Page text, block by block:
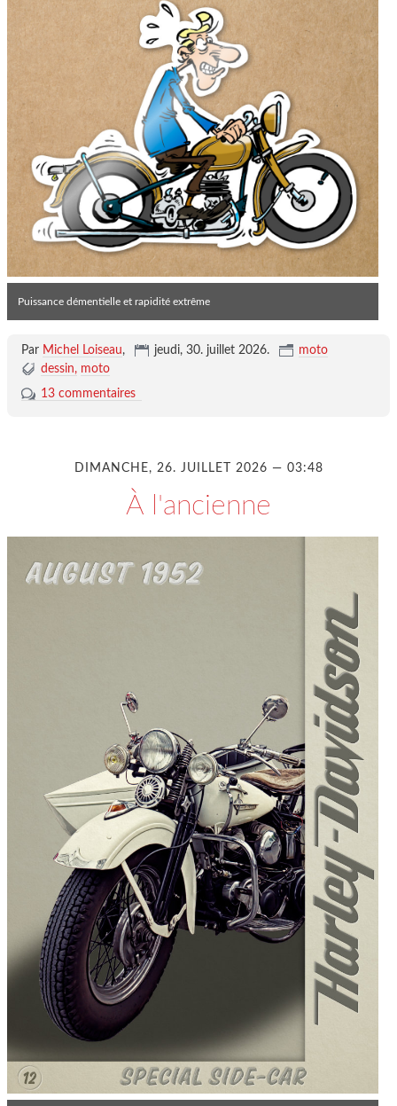
Puissance démentielle et rapidité extrême
Par Michel Loiseau, jeudi, 30. juillet 2026.
moto
dessin
moto
13 commentaires
DIMANCHE, 26. JUILLET 2026 — 03:48
À l'ancienne